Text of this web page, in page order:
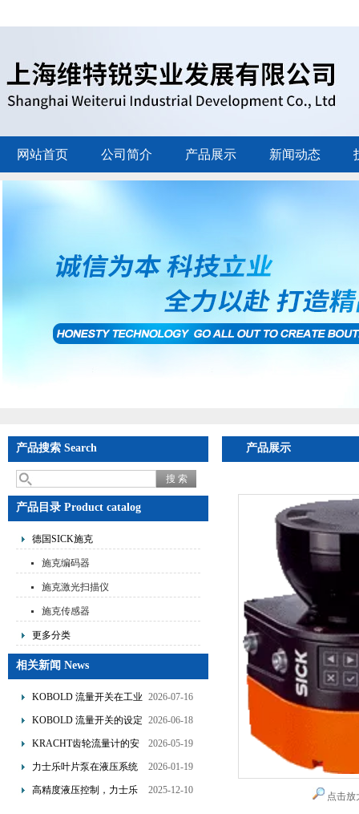
网站首页 公司简介 产品展示 新闻动态
产品搜索 Search
产品目录 Product catalog
德国SICK施克
施克编码器
施克激光扫描仪
施克传感器
更多分类
相关新闻 News
KOBOLD 流量开关在工业
管道水流量监测中的应用
2026-07-16
KOBOLD 流量开关的设定
流量调节与刻度指示
2026-06-18
KRACHT齿轮流量计的安
装要求：直管段、过滤器
2026-05-19
力士乐叶片泵在液压系统
中的应用分析
2026-01-19
高精度液压控制，力士乐
2025-12-10
产品展示
点击放